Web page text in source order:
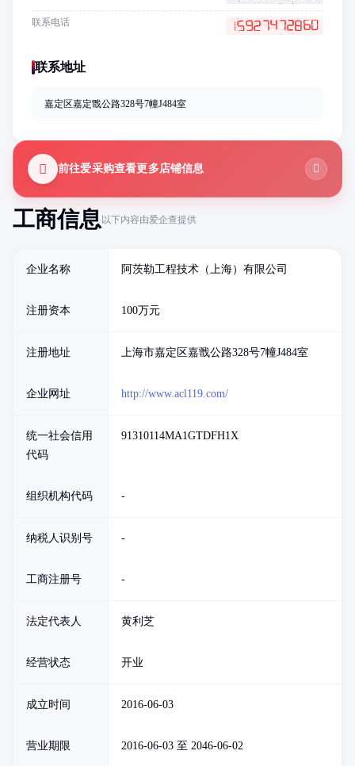
工商信息以下内容由爱企查提供
企业名称 阿茨勒工程技术（上海）有限公司
注册资本 100万元
注册地址 上海市嘉定区嘉戬公路328号7幢J484室
企业网址 http://www.acl119.com/
统一社会信用
代码
91310114MA1GTDFH1X
组织机构代码 -
纳税人识别号 -
工商注册号 -
法定代表人 黄利芝
经营状态 开业
成立时间 2016-06-03
营业期限 2016-06-03 至 2046-06-02
联系电话
联系地址
嘉定区嘉定戬公路328号7幢J484室
前往爱采购查看更多店铺信息